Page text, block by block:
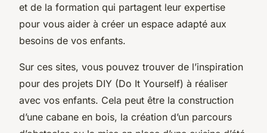
et de la formation qui partagent leur expertise
pour vous aider à créer un espace adapté aux
besoins de vos enfants.
Sur ces sites, vous pouvez trouver de l’inspiration
pour des projets DIY (Do It Yourself) à réaliser
avec vos enfants. Cela peut être la construction
d’une cabane en bois, la création d’un parcours